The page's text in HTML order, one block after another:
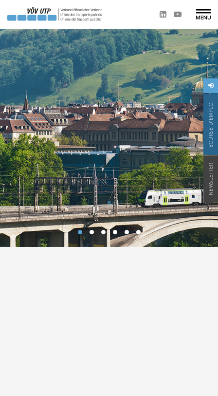
BOURSE D'EMPLOI
NEWSLETTER